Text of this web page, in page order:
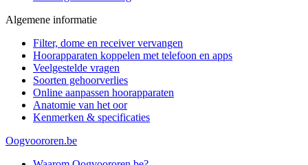
Algemene informatie
Filter, dome en receiver vervangen
Hoorapparaten koppelen met telefoon en apps
Veelgestelde vragen
Soorten gehoorverlies
Online aanpassen hoorapparaten
Anatomie van het oor
Kenmerken & specificaties
Oogvoororen.be